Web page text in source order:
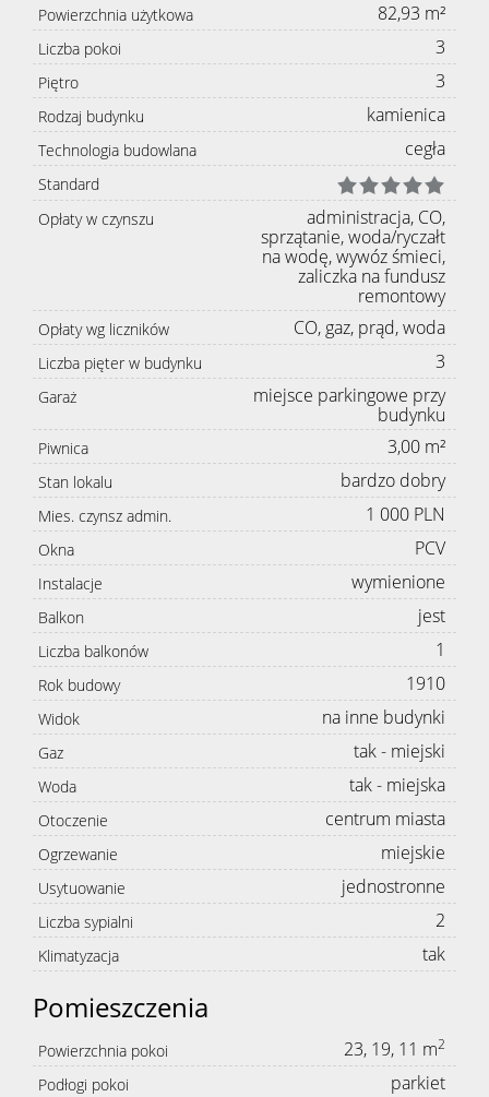
Powierzchnia użytkowa 82,93 m²
Liczba pokoi 3
Piętro 3
Rodzaj budynku kamienica
Technologia budowlana cegła
Standard
Opłaty w czynszu
administracja, CO,
sprzątanie, woda/ryczałt
na wodę, wywóz śmieci,
zaliczka na fundusz
remontowy
Opłaty wg liczników CO, gaz, prąd, woda
Liczba pięter w budynku 3
Garaż
miejsce parkingowe przy
budynku
Piwnica 3,00 m²
Stan lokalu bardzo dobry
Mies. czynsz admin. 1 000 PLN
Okna PCV
Instalacje wymienione
Balkon jest
Liczba balkonów 1
Rok budowy 1910
Widok na inne budynki
Gaz tak - miejski
Woda tak - miejska
Otoczenie centrum miasta
Ogrzewanie miejskie
Usytuowanie jednostronne
Liczba sypialni 2
Klimatyzacja tak
Pomieszczenia
Powierzchnia pokoi 23, 19, 11 m2
Podłogi pokoi parkiet